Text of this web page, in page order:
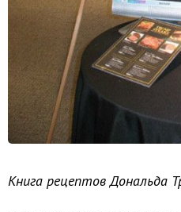
Книга рецептов Дональда